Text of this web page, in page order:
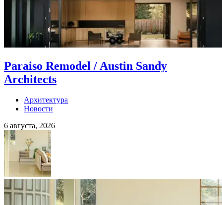
Paraiso Remodel / Austin Sandy
Architects
Архитектура
Новости
6 августа, 2026